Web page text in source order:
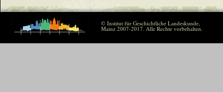
© Institut für Geschichtliche Landeskunde,
Mainz 2007-2017. Alle Rechte vorbehalten.